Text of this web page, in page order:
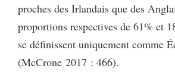
proches des Irlandais que des
proportions respectives de 61% et
se définissent uniquement comme
(McCrone 2017 : 466).